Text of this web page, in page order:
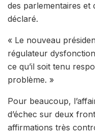
des parlementaires et
déclaré.
« Le nouveau
régulateur
ce qu’il soit tenu
problème. »
Pour beaucoup,
d’échec sur deux
affirmations très